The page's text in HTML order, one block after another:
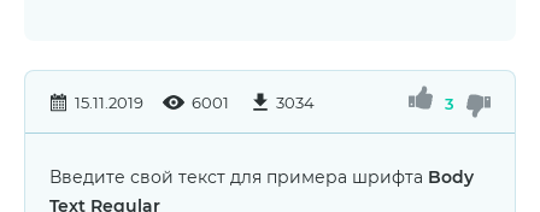
15.11.2019 6001 3034 3
Введите свой текст для примера шрифта Body
Text Regular